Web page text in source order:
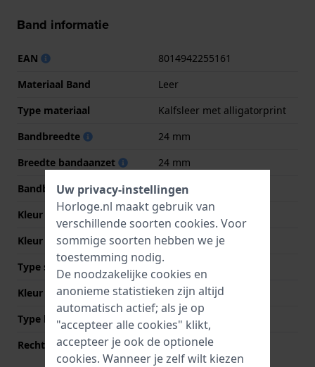
Band informatie
EAN
8014942255161
Materiaal Band
Leer
Type materiaal
Kalfsleer met alligatorprint
Bandbreedte
24 mm
Breedte bandaanzet
24 mm
Bandbreedte bij sluiting
22 mm
Kleur Band
Blauw
Kleur stiksel
Blauw
Type sluiting
Gesp
Kleur sluiting
Zilver
Type bevestiging
Bandpennen
Rechte bandaanzet
Ja
Uw privacy-instellingen
Horloge.nl maakt gebruik van
verschillende soorten cookies. Voor
sommige soorten hebben we je
toestemming nodig.
De noodzakelijke cookies en
anonieme statistieken zijn altijd
automatisch actief; als je op
"accepteer alle cookies" klikt,
accepteer je ook de optionele
cookies. Wanneer je zelf wilt kiezen